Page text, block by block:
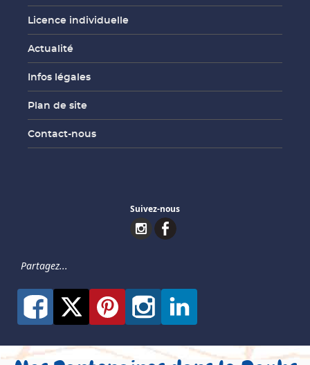
Licence individuelle
Actualité
Infos légales
Plan de site
Contact-nous
Suivez-nous
Partagez...